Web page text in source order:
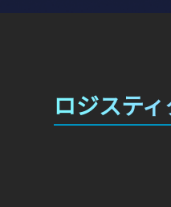
ロジステ